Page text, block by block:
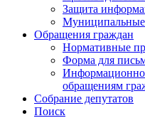
Защита
Муниципальные
Обращения граждан
Нормативные
Форма для
обращениям
Собрание депутатов
Поиск